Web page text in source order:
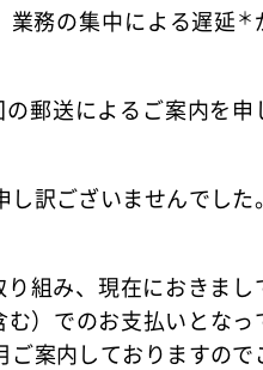
務の集中による遅延＊
郵送によるご案内を申
し訳ございませんでした
組み、現在におきまし
）でのお支払いとなっ
ご案内しておりますので